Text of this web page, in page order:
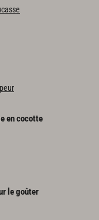
encocotte
legoûter